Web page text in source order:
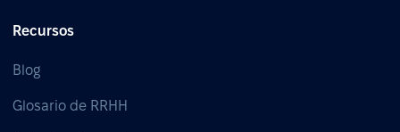
Recursos
Blog
Glosario de RRHH